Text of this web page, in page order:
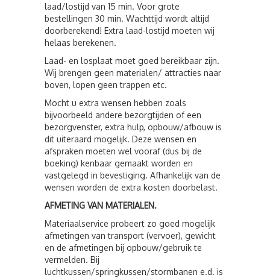
laad/lostijd van 15 min. Voor grote
bestellingen 30 min. Wachttijd wordt altijd
doorberekend! Extra laad-lostijd moeten wij
helaas berekenen.
Laad- en losplaat moet goed bereikbaar zijn.
Wij brengen geen materialen/ attracties naar
boven, lopen geen trappen etc.
Mocht u extra wensen hebben zoals
bijvoorbeeld andere bezorgtijden of een
bezorgvenster, extra hulp, opbouw/afbouw is
dit uiteraard mogelijk. Deze wensen en
afspraken moeten wel vooraf (dus bij de
boeking) kenbaar gemaakt worden en
vastgelegd in bevestiging. Afhankelijk van de
wensen worden de extra kosten doorbelast.
AFMETING VAN MATERIALEN.
Materiaalservice probeert zo goed mogelijk
afmetingen van transport (vervoer), gewicht
en de afmetingen bij opbouw/gebruik te
vermelden. Bij
luchtkussen/springkussen/stormbanen e.d. is